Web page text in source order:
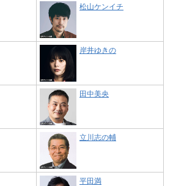
松山ケンイチ
岸井ゆきの
田中美央
立川志の輔
平田満